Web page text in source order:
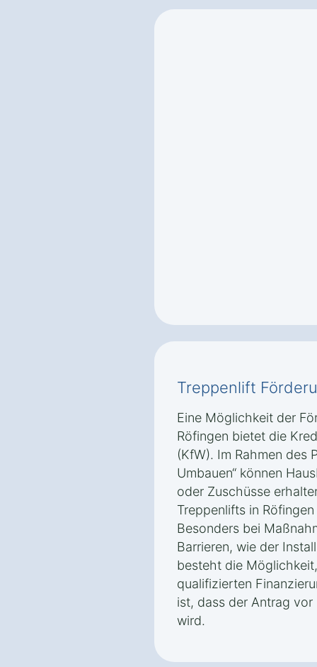
Treppenlift
Eine Möglichkeit der
Röfingen bietet die
(KfW). Im Rahmen des
Umbauen“ können
oder Zuschüsse
Treppenlifts in
Besonders bei
Barrieren, wie der
besteht die
qualifizierten
ist, dass der Antrag
wird.